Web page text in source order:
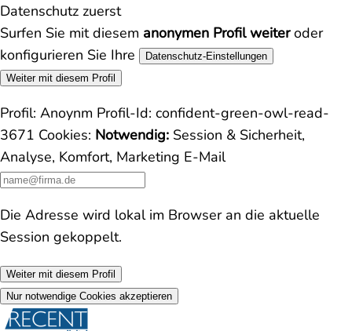
Datenschutz zuerst
Surfen Sie mit diesem anonymen Profil weiteroder
konfigurieren Sie Ihre
Datenschutz-Einstellungen
Weiter mit diesem Profil
Profil: Anoynm Profil-Id: confident-green-owl-read-
3671 Cookies: Notwendig: Session & Sicherheit,
Analyse, Komfort, Marketing E-Mail
Die Adresse wird lokal im Browser an die aktuelle
Session gekoppelt.
Weiter mit diesem Profil
Nur notwendige Cookies akzeptieren